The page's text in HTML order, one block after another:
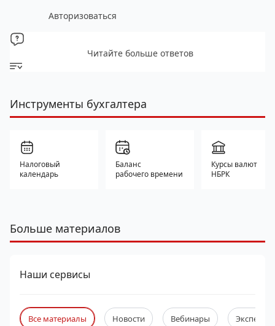
Авторизоваться
Читайте больше ответов
Инструменты бухгалтера
Налоговый
календарь
Баланс
рабочего времени
Курсы валют
НБРК
Больше материалов
Наши сервисы
Все материалы Новости Вебинары